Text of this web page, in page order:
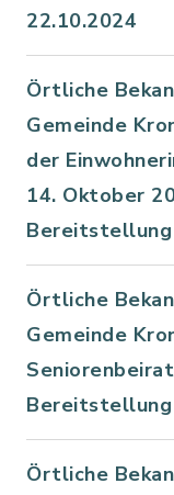
22.10.2024
Örtliche
Gemeinde
der
14. Oktober
Bereitstellung
Örtliche
Gemeinde
Bereitstellung
Örtliche